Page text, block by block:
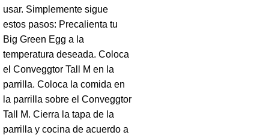
usar. Simplemente sigue
estos pasos: Precalienta tu
Big Green Egg a la
temperatura deseada. Coloca
el Conveggtor Tall M en la
parrilla. Coloca la comida en
la parrilla sobre el Conveggtor
Tall M. Cierra la tapa de la
parrilla y cocina de acuerdo a